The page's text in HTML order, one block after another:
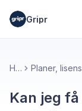
Gripr
Hjem
Kan jeg